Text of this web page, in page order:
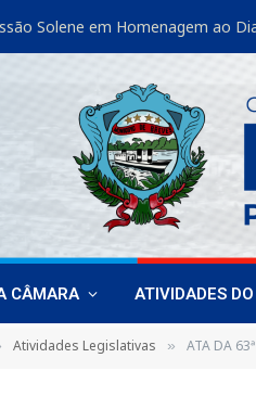
Solene em Homenagem ao
CÂMARA ATIVIDADES
Atividades Legislativas » ATA DA 63ª